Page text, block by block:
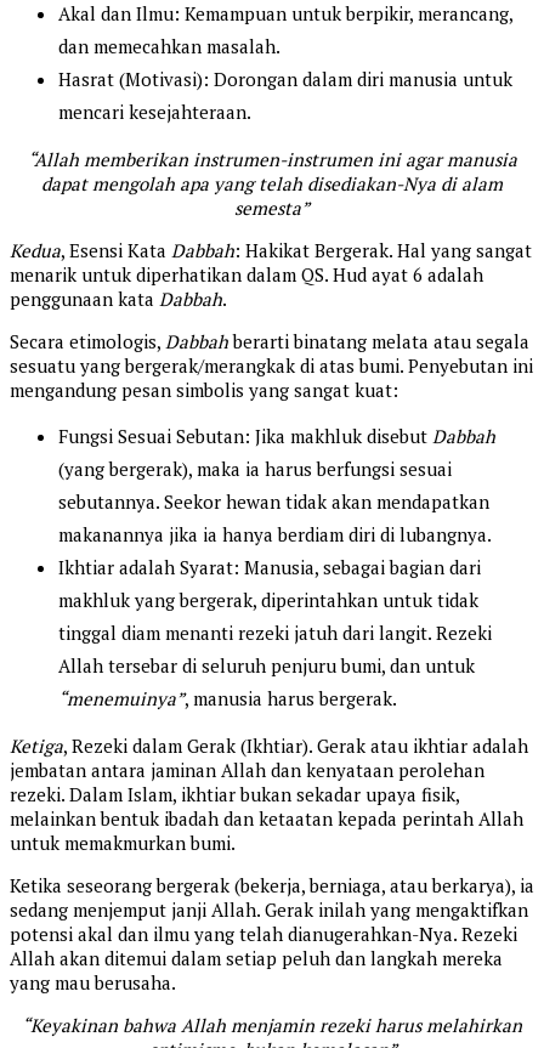
Akal dan Ilmu: Kemampuan untuk berpikir, merancang,
dan memecahkan masalah.
Hasrat (Motivasi): Dorongan dalam diri manusia untuk
mencari kesejahteraan.
“Allah memberikan instrumen-instrumen ini agar manusia
dapat mengolah apa yang telah disediakan-Nya di alam
semesta”
Kedua, Esensi Kata Dabbah: Hakikat Bergerak. Hal yang sangat
menarik untuk diperhatikan dalam QS. Hud ayat 6 adalah
penggunaan kata Dabbah.
Secara etimologis, Dabbahberarti binatang melata atau segala
sesuatu yang bergerak/merangkak di atas bumi. Penyebutan ini
mengandung pesan simbolis yang sangat kuat:
Fungsi Sesuai Sebutan: Jika makhluk disebut Dabbah
(yang bergerak), maka ia harus berfungsi sesuai
sebutannya. Seekor hewan tidak akan mendapatkan
makanannya jika ia hanya berdiam diri di lubangnya.
Ikhtiar adalah Syarat: Manusia, sebagai bagian dari
makhluk yang bergerak, diperintahkan untuk tidak
tinggal diam menanti rezeki jatuh dari langit. Rezeki
Allah tersebar di seluruh penjuru bumi, dan untuk
“menemuinya”, manusia harus bergerak.
Ketiga, Rezeki dalam Gerak (Ikhtiar). Gerak atau ikhtiar adalah
jembatan antara jaminan Allah dan kenyataan perolehan
rezeki. Dalam Islam, ikhtiar bukan sekadar upaya fisik,
melainkan bentuk ibadah dan ketaatan kepada perintah Allah
untuk memakmurkan bumi.
Ketika seseorang bergerak (bekerja, berniaga, atau berkarya), ia
sedang menjemput janji Allah. Gerak inilah yang mengaktifkan
potensi akal dan ilmu yang telah dianugerahkan-Nya. Rezeki
Allah akan ditemui dalam setiap peluh dan langkah mereka
yang mau berusaha.
“Keyakinan bahwa Allah menjamin rezeki harus melahirkan